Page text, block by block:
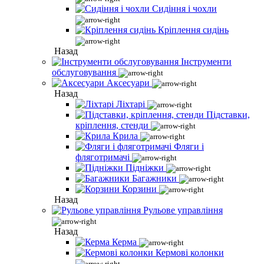
Сидіння і чохли
Кріплення сидінь
Назад
Інструменти
обслуговування
Аксесуари
Назад
Ліхтарі
Підставки,
кріплення, стенди
Крила
Фляги і
фляготримачі
Підніжки
Багажники
Корзини
Назад
Рульове управління
Назад
Керма
Кермові колонки